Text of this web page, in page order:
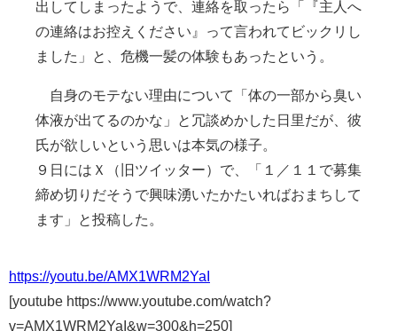
出してしまったようで、連絡を取ったら「『主人へ
の連絡はお控えください』って言われてビックリし
ました」と、危機一髪の体験もあったという。
自身のモテない理由について「体の一部から臭い
体液が出てるのかな」と冗談めかした日里だが、彼
氏が欲しいという思いは本気の様子。
９日にはＸ（旧ツイッター）で、「１／１１で募集
締め切りだそうで興味湧いたかたいればおまちして
ます」と投稿した。
https://youtu.be/AMX1WRM2YaI
[youtube https://www.youtube.com/watch?
v=AMX1WRM2YaI&w=300&h=250]